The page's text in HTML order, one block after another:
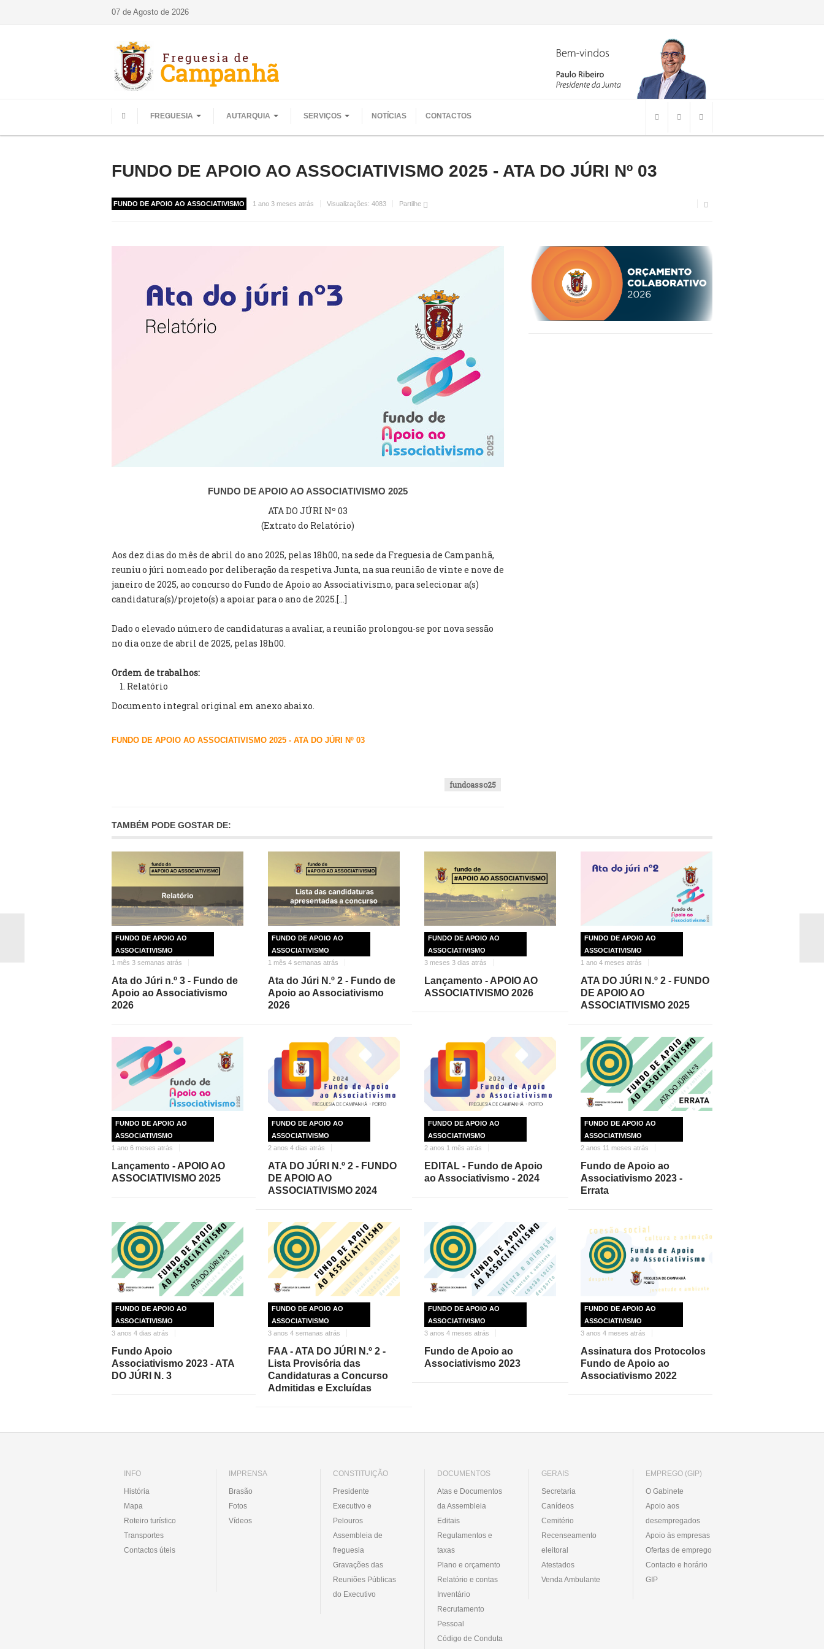
07 de Agosto de 2026
FREGUESIA AUTARQUIA SERVIÇOS NOTÍCIAS CONTACTOS
FUNDO DE APOIO AO ASSOCIATIVISMO 2025 - ATA DO JÚRI Nº 03
FUNDO DE APOIO AO ASSOCIATIVISMO 1 ano 3 meses atrás Visualizações: 4083 Partilhe
FUNDO DE APOIO AO ASSOCIATIVISMO 2025
ATA DO JÚRI Nº 03
(Extrato do Relatório)
Aos dez dias do mês de abril do ano 2025, pelas 18h00, na sede da Freguesia de Campanhã,
reuniu o júri nomeado por deliberação da respetiva Junta, na sua reunião de vinte e nove de
janeiro de 2025, ao concurso do Fundo de Apoio ao Associativismo, para selecionar a(s)
candidatura(s)/projeto(s) a apoiar para o ano de 2025.[...]
Dado o elevado número de candidaturas a avaliar, a reunião prolongou-se por nova sessão
no dia onze de abril de 2025, pelas 18h00.
Ordem de trabalhos:
Relatório
Documento integral original em anexo abaixo.
FUNDO DE APOIO AO ASSOCIATIVISMO 2025 - ATA DO JÚRI Nº 03
fundoasso25
TAMBÉM PODE GOSTAR DE:
FUNDO DE APOIO AO
ASSOCIATIVISMO
1 mês 3 semanas atrás
Ata do Júri n.º 3 - Fundo de
Apoio ao Associativismo
2026
FUNDO DE APOIO AO
ASSOCIATIVISMO
1 mês 4 semanas atrás
Ata do Júri N.º 2 - Fundo de
Apoio ao Associativismo
2026
FUNDO DE APOIO AO
ASSOCIATIVISMO
3 meses 3 dias atrás
Lançamento - APOIO AO
ASSOCIATIVISMO 2026
FUNDO DE APOIO AO
ASSOCIATIVISMO
1 ano 4 meses atrás
ATA DO JÚRI N.º 2 - FUNDO
DE APOIO AO
ASSOCIATIVISMO 2025
FUNDO DE APOIO AO
ASSOCIATIVISMO
1 ano 6 meses atrás
Lançamento - APOIO AO
ASSOCIATIVISMO 2025
FUNDO DE APOIO AO
ASSOCIATIVISMO
2 anos 4 dias atrás
ATA DO JÚRI N.º 2 - FUNDO
DE APOIO AO
ASSOCIATIVISMO 2024
FUNDO DE APOIO AO
ASSOCIATIVISMO
2 anos 1 mês atrás
EDITAL - Fundo de Apoio
ao Associativismo - 2024
FUNDO DE APOIO AO
ASSOCIATIVISMO
2 anos 11 meses atrás
Fundo de Apoio ao
Associativismo 2023 -
Errata
FUNDO DE APOIO AO
ASSOCIATIVISMO
3 anos 4 dias atrás
Fundo Apoio
Associativismo 2023 - ATA
DO JÚRI N. 3
FUNDO DE APOIO AO
ASSOCIATIVISMO
3 anos 4 semanas atrás
FAA - ATA DO JÚRI N.º 2 -
Lista Provisória das
Candidaturas a Concurso
Admitidas e Excluídas
FUNDO DE APOIO AO
ASSOCIATIVISMO
3 anos 4 meses atrás
Fundo de Apoio ao
Associativismo 2023
FUNDO DE APOIO AO
ASSOCIATIVISMO
3 anos 4 meses atrás
Assinatura dos Protocolos
Fundo de Apoio ao
Associativismo 2022
INFO
História
Mapa
Roteiro turístico
Transportes
Contactos úteis
IMPRENSA
Brasão
Fotos
Vídeos
CONSTITUIÇÃO
Presidente
Executivo e
Pelouros
Assembleia de
freguesia
Gravações das
Reuniões Públicas
do Executivo
DOCUMENTOS
Atas e Documentos
da Assembleia
Editais
Regulamentos e
taxas
Plano e orçamento
Relatório e contas
Inventário
Recrutamento
Pessoal
Código de Conduta
GERAIS
Secretaria
Canídeos
Cemitério
Recenseamento
eleitoral
Atestados
Venda Ambulante
EMPREGO (GIP)
O Gabinete
Apoio aos
desempregados
Apoio às empresas
Ofertas de emprego
Contacto e horário
GIP